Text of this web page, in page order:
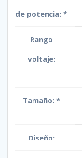
de potencia: *
Rango
voltaje:
Tamaño: *
Diseño: